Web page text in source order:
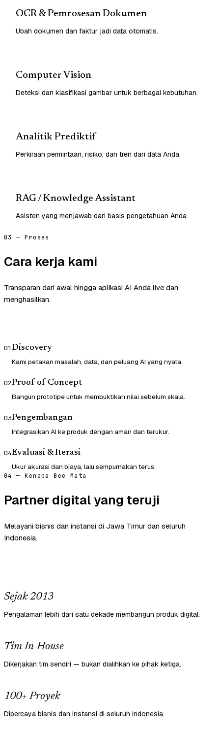
OCR & Pemrosesan Dokumen
Ubah dokumen dan faktur jadi data otomatis.
Computer Vision
Deteksi dan klasifikasi gambar untuk berbagai kebutuhan.
Analitik Prediktif
Perkiraan permintaan, risiko, dan tren dari data Anda.
RAG / Knowledge Assistant
Asisten yang menjawab dari basis pengetahuan Anda.
03 — Proses
Cara kerja kami
Transparan dari awal hingga aplikasi AI Anda live dan
menghasilkan.
01Discovery
Kami petakan masalah, data, dan peluang AI yang nyata.
02Proof of Concept
Bangun prototipe untuk membuktikan nilai sebelum skala.
03Pengembangan
Integrasikan AI ke produk dengan aman dan terukur.
04Evaluasi & Iterasi
Ukur akurasi dan biaya, lalu sempurnakan terus.
04 — Kenapa Bee Mata
Partner digital yang teruji
Melayani bisnis dan instansi di Jawa Timur dan seluruh
Indonesia.
Sejak 2013
Pengalaman lebih dari satu dekade membangun produk digital.
Tim In-House
Dikerjakan tim sendiri — bukan dialihkan ke pihak ketiga.
100+ Proyek
Dipercaya bisnis dan instansi di seluruh Indonesia.